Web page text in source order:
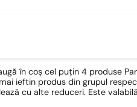
în coș cel puțin 4 produse
ieftin produs din grupul
cu alte reduceri. Este